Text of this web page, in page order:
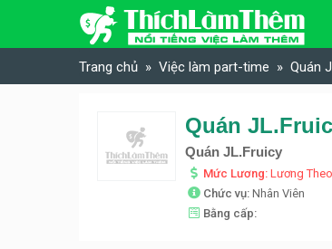
Skip to content
Trang chủ Việc làm part-time Quán
Quán
Quán JL.Fruicy
Mức Lương: Lương
Chức vụ: Nhân Viên
Bằng cấp: